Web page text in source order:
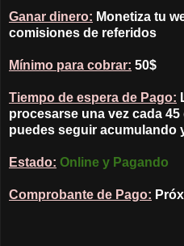
Ganar dinero: Monetiza tu
comisiones de referidos
Mínimo para cobrar: 50$
Tiempo de espera de Pago:
procesarse una vez cada
puedes seguir acumulando
Estado: Online y Pagando
Comprobante de Pago: